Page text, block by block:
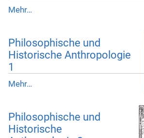
Mehr…
Philosophische und
Historische Anthropologie
1
Mehr…
Philosophische und
Historische